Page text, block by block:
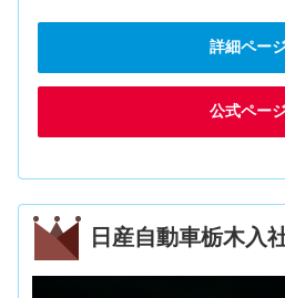
詳細ペー
公式ペー
日産自動車栃木入